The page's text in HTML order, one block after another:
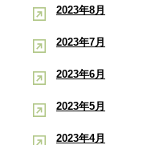
2023年8月
2023年7月
2023年6月
2023年5月
2023年4月